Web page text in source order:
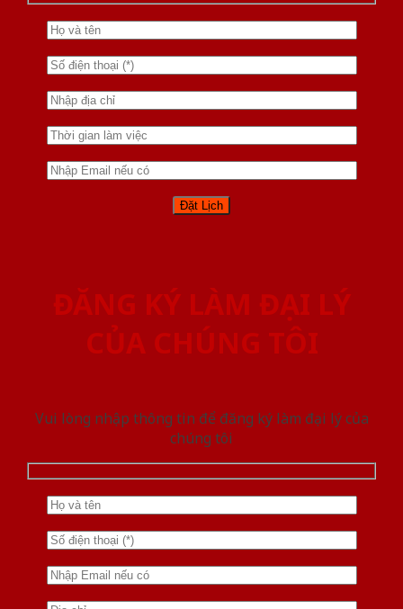
ĐĂNG KÝ LÀM ĐẠI LÝ
CỦA CHÚNG TÔI
Vui lòng nhập thông tin để đăng ký làm đại lý của
chúng tôi